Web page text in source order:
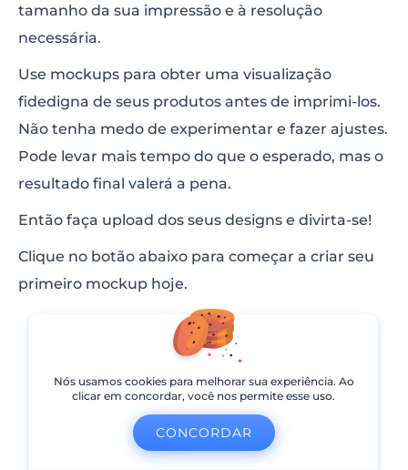
tamanho da sua impressão e à resolução
necessária.
Use mockups para obter uma visualização
fidedigna de seus produtos antes de imprimi-los.
Não tenha medo de experimentar e fazer ajustes.
Pode levar mais tempo do que o esperado, mas o
resultado final valerá a pena.
Então faça upload dos seus designs e divirta-se!
Clique no botão abaixo para começar a criar seu
primeiro mockup hoje.
Compartilhar isso
Nós usamos cookies para melhorar sua experiência. Ao
clicar em concordar, você nos permite esse uso.
CONCORDAR